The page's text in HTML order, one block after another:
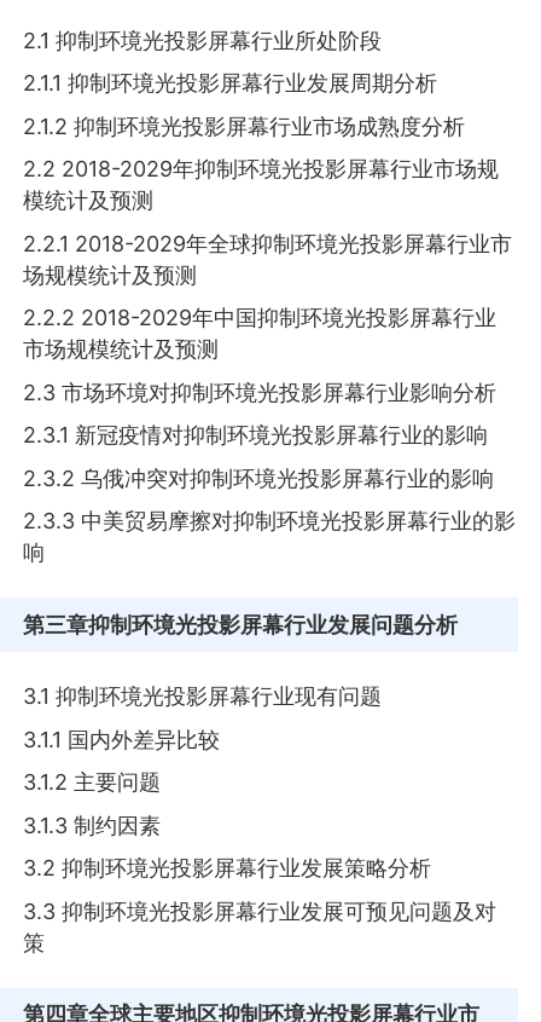
2.1 抑制环境光投影屏幕行业所处阶段
2.1.1 抑制环境光投影屏幕行业发展周期分析
2.1.2 抑制环境光投影屏幕行业市场成熟度分析
2.2 2018-2029年抑制环境光投影屏幕行业市场规
模统计及预测
2.2.1 2018-2029年全球抑制环境光投影屏幕行业市
场规模统计及预测
2.2.2 2018-2029年中国抑制环境光投影屏幕行业
市场规模统计及预测
2.3 市场环境对抑制环境光投影屏幕行业影响分析
2.3.1 新冠疫情对抑制环境光投影屏幕行业的影响
2.3.2 乌俄冲突对抑制环境光投影屏幕行业的影响
2.3.3 中美贸易摩擦对抑制环境光投影屏幕行业的影
响
第三章抑制环境光投影屏幕行业发展问题分析
3.1 抑制环境光投影屏幕行业现有问题
3.1.1 国内外差异比较
3.1.2 主要问题
3.1.3 制约因素
3.2 抑制环境光投影屏幕行业发展策略分析
3.3 抑制环境光投影屏幕行业发展可预见问题及对
策
第四章全球主要地区抑制环境光投影屏幕行业市